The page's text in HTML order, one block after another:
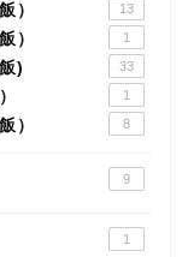
） 13
） 1
) 33
1
） 8
9
1